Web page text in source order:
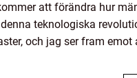
att förändra hur
teknologiska
och jag ser fram